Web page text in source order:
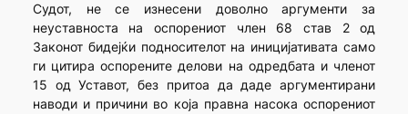
Судот, не се изнесени доволно аргументи за
неуставноста на оспорениот член 68 став 2 од
Законот бидејќи подносителот на иницијативата само
ги цитира оспорените делови на одредбата и членот
15 од Уставот, без притоа да даде аргументирани
наводи и причини во која правна насока оспорениот